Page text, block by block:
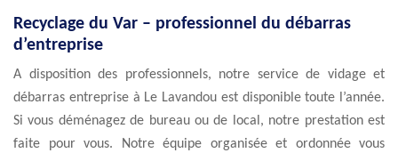
Recyclage du Var – professionnel du débarras
d’entreprise
A disposition des professionnels, notre service de vidage et
débarras entreprise à Le Lavandou est disponible toute l’année.
Si vous déménagez de bureau ou de local, notre prestation est
faite pour vous. Notre équipe organisée et ordonnée vous